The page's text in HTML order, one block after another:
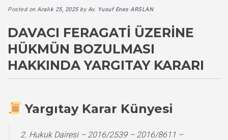
Posted on Aralık 25, 2025byAv. Yusuf Enes ARSLAN
DAVACI FERAGATI ÜZERINE
HÜKMÜN BOZULMASI
HAKKINDA YARGITAY KARARI
Yargıtay Karar Künyesi
2. Hukuk Dairesi – 2016/2539 – 2016/8611 –